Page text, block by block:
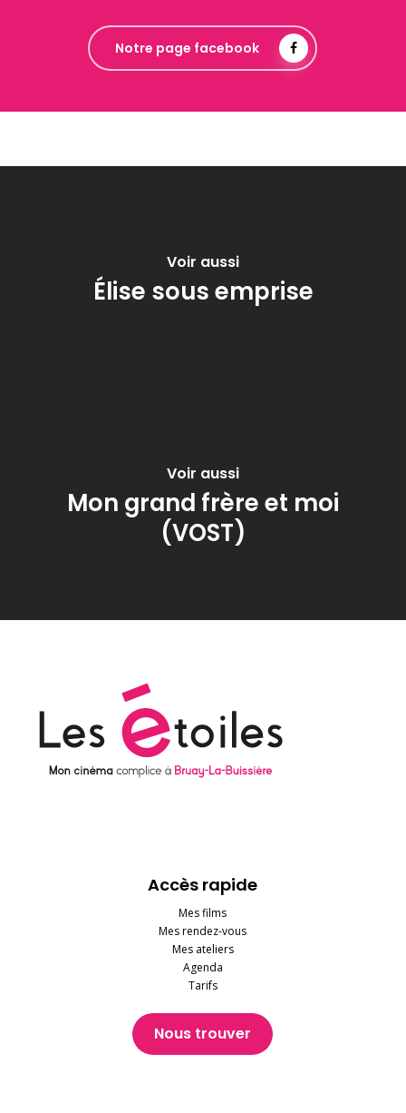
Notre page facebook
Voir aussi
Élise sous emprise
Voir aussi
Mon grand frère et moi
(VOST)
Accès rapide
Mes films
Mes rendez-vous
Mes ateliers
Agenda
Tarifs
Nous trouver